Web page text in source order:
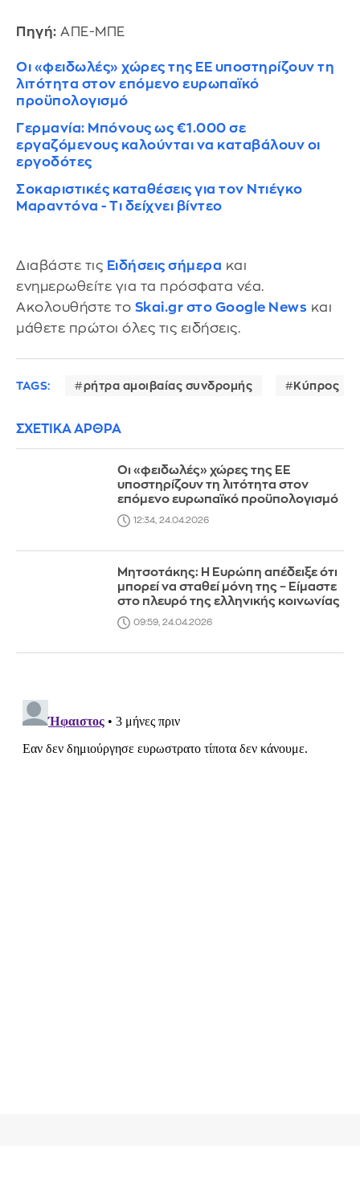
Πηγή: ΑΠΕ-ΜΠΕ
Οι «φειδωλές» χώρες της ΕΕ υποστηρίζουν τη
λιτότητα στον επόμενο ευρωπαϊκό
προϋπολογισμό
Γερμανία: Μπόνους ως €1.000 σε
εργαζόμενους καλούνται να καταβάλουν οι
εργοδότες
Σοκαριστικές καταθέσεις για τον Ντιέγκο
Μαραντόνα - Τι δείχνει βίντεο
Διαβάστε τις Ειδήσεις σήμερα και
ενημερωθείτε για τα πρόσφατα νέα.
Ακολουθήστε το Skai.gr στο Google News και
μάθετε πρώτοι όλες τις ειδήσεις.
TAGS: ρήτρα αμοιβαίας συνδρομής Κύπρος
ΣΧΕΤΙΚΑ ΑΡΘΡΑ
Οι «φειδωλές» χώρες της ΕΕ
υποστηρίζουν τη λιτότητα στον
επόμενο ευρωπαϊκό προϋπολογισμό
12:34, 24.04.2026
Μητσοτάκης: Η Ευρώπη απέδειξε ότι
μπορεί να σταθεί μόνη της – Είμαστε
στο πλευρό της ελληνικής κοινωνίας
09:59, 24.04.2026